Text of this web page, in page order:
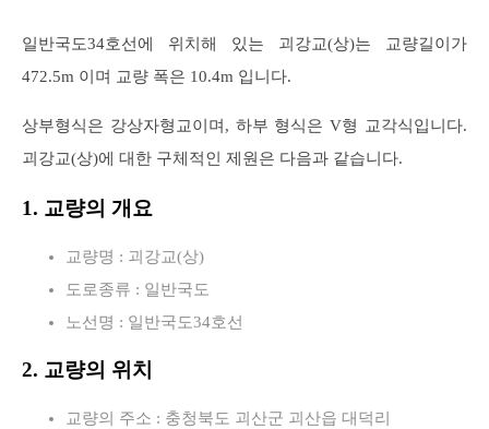
일반국도34호선에 위치해 있는 괴강교(상)는 교량길이가
472.5m 이며 교량 폭은 10.4m 입니다.
상부형식은 강상자형교이며, 하부 형식은 V형 교각식입니다.
괴강교(상)에 대한 구체적인 제원은 다음과 같습니다.
1. 교량의 개요
교량명 : 괴강교(상)
도로종류 : 일반국도
노선명 : 일반국도34호선
2. 교량의 위치
교량의 주소 : 충청북도 괴산군 괴산읍 대덕리